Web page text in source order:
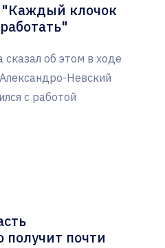
клочок
сказал об этом в ходе
Невский
с работой
почти